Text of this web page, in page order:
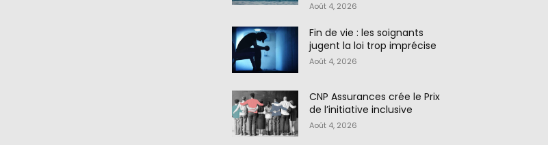
Août 4, 2026
Fin de vie : les soignants
jugent la loi trop imprécise
Août 4, 2026
CNP Assurances crée le Prix
de l’initiative inclusive
Août 4, 2026